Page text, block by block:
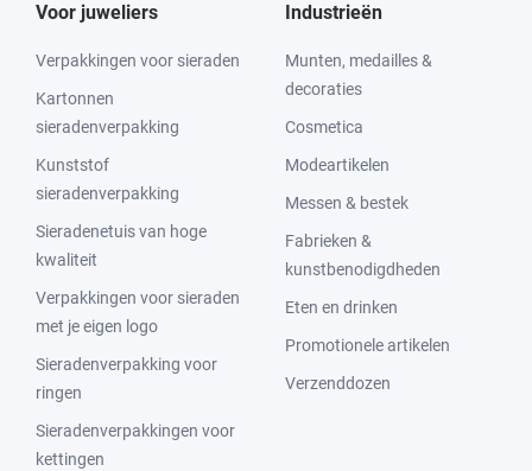
Voor juweliers
Verpakkingen voor sieraden
Kartonnen
sieradenverpakking
Kunststof
sieradenverpakking
Sieradenetuis van hoge
kwaliteit
Verpakkingen voor sieraden
met je eigen logo
Sieradenverpakking voor
ringen
Sieradenverpakkingen voor
kettingen
Industrieën
Munten, medailles &
decoraties
Cosmetica
Modeartikelen
Messen & bestek
Fabrieken &
kunstbenodigdheden
Eten en drinken
Promotionele artikelen
Verzenddozen